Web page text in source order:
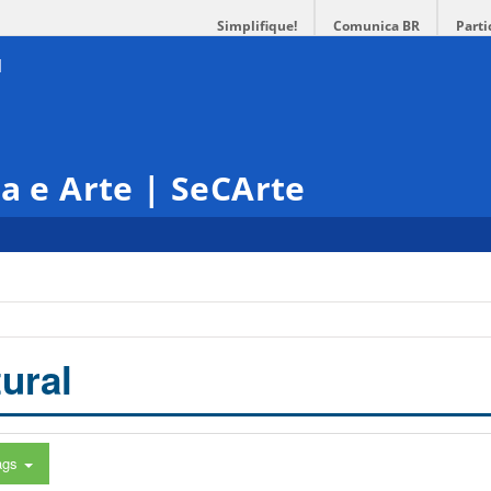
Simplifique! Comunica BR
e Arte | SeCArte